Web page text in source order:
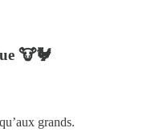
🐮🐓
grands.